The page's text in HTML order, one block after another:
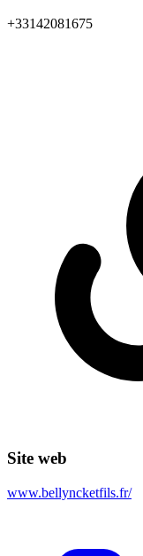
+33142081675
Site web
www.bellyncketfils.fr/